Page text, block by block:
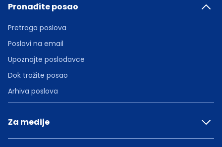
Pronađite posao
Pretraga poslova
Poslovi na email
Upoznajte poslodavce
Dok tražite posao
Arhiva poslova
Za medije